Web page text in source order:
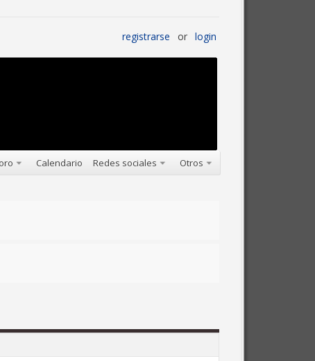
registrarse or login
Calendario Redes sociales Otros